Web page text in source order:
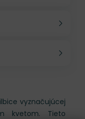
vyznačujúcej
kvetom. Tieto